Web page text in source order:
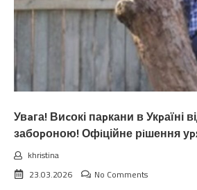
Увaга! Виcокі паpкани в Укpаїні
забоpоною! Офiційне рiшення
khristina
23.03.2026
No Comments